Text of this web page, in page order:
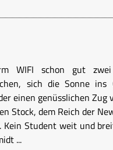
WIFI schon gut
sich die Sonne ins
einen genüsslichen Zug
Stock, dem Reich der
Kein Student weit und
...